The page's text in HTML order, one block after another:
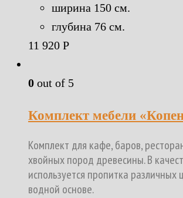
ширина 150 см.
глубина 76 см.
11 920 Р
0 out of 5
Комплект мебели
Комплект для кафе, баров,
хвойных пород древесины. В
используется пропитка различных
водной основе.